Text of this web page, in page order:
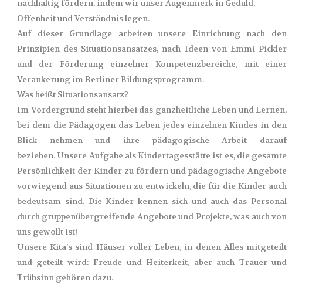
nachhaltig fördern, indem wir unser Augenmerk in Geduld,
Offenheit und Verständnis legen.
Auf dieser Grundlage arbeiten unsere Einrichtung nach den
Prinzipien des Situationsansatzes, nach Ideen von Emmi Pickler
und der Förderung einzelner Kompetenzbereiche, mit einer
Verankerung im Berliner Bildungsprogramm.
Was heißt Situationsansatz?
Im Vordergrund steht hierbei das ganzheitliche Leben und Lernen,
bei dem die Pädagogen das Leben jedes einzelnen Kindes in den
Blick nehmen und ihre pädagogische Arbeit darauf
beziehen. Unsere Aufgabe als Kindertagesstätte ist es, die gesamte
Persönlichkeit der Kinder zu fördern und pädagogische Angebote
vorwiegend aus Situationen zu entwickeln, die für die Kinder auch
bedeutsam sind. Die Kinder kennen sich und auch das Personal
durch gruppenübergreifende Angebote und Projekte, was auch von
uns gewollt ist!
Unsere Kita’s sind Häuser voller Leben, in denen Alles mitgeteilt
und geteilt wird: Freude und Heiterkeit, aber auch Trauer und
Trübsinn gehören dazu.